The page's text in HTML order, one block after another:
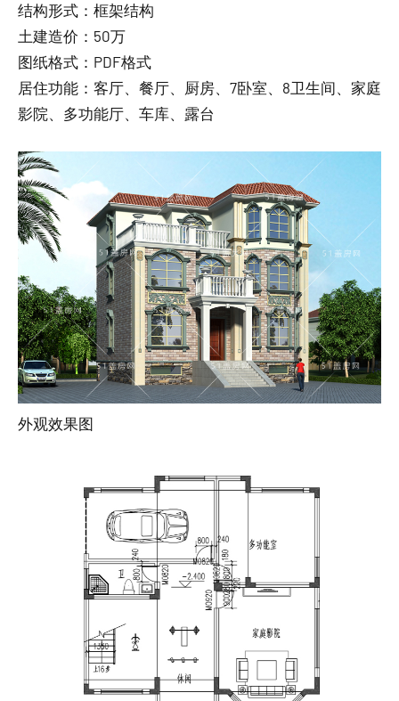
结构形式：框架结构
土建造价：50万
图纸格式：PDF格式
居住功能：客厅、餐厅、厨房、7卧室、8卫生间、家庭
影院、多功能厅、车库、露台
外观效果图